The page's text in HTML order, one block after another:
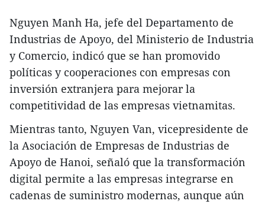
Nguyen Manh Ha, jefe del Departamento de
Industrias de Apoyo, del Ministerio de Industria
y Comercio, indicó que se han promovido
políticas y cooperaciones con empresas con
inversión extranjera para mejorar la
competitividad de las empresas vietnamitas.
Mientras tanto, Nguyen Van, vicepresidente de
la Asociación de Empresas de Industrias de
Apoyo de Hanoi, señaló que la transformación
digital permite a las empresas integrarse en
cadenas de suministro modernas, aunque aún